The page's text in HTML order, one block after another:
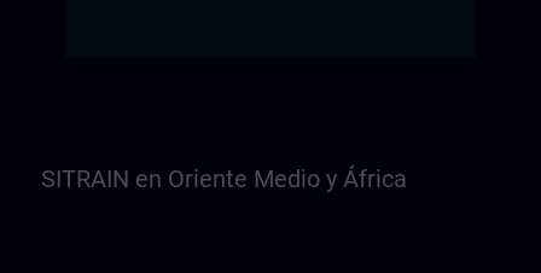
SITRAIN en Oriente Medio y África